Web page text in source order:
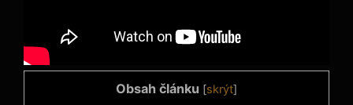
Obsah článku [skrýt]